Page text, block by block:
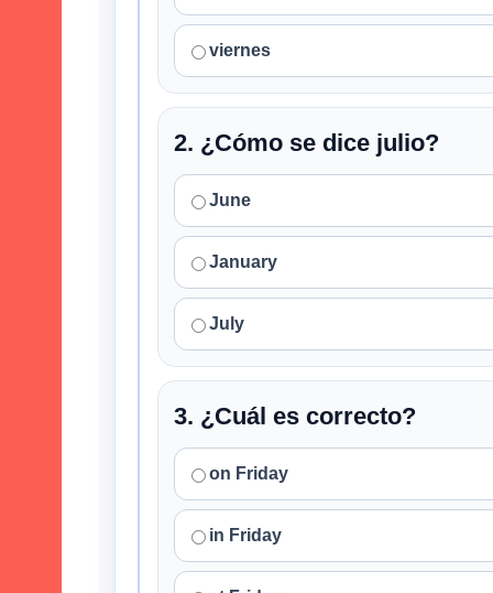
viernes
2. ¿Cómo se dice julio?
June
January
July
3. ¿Cuál es correcto?
on Friday
in Friday